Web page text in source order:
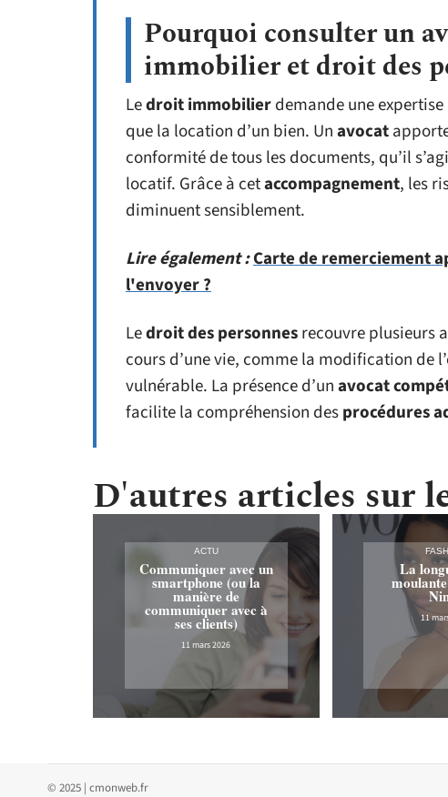
Pourquoi consulter un
immobilier et droit des
Ledroit immobilierdemande une
que la location d’un bien. Unavocat
conformité de tous les documents, qu’il
locatif. Grâce à cetaccompagnement, les
diminuent sensiblement.
Lire également :Carte de remerciement
l'envoyer ?
Ledroit des personnesrecouvre plusieurs
cours d’une vie, comme la modification de
vulnérable. La présence d’unavocat
facilite la compréhension desprocédures
D'autres articles sur
ACTU
Communiquer avec un
smartphone (ou la
manière de
communiquer avec à
ses clients)
11 mars 2026
La
11
© 2025 | cmonweb.fr